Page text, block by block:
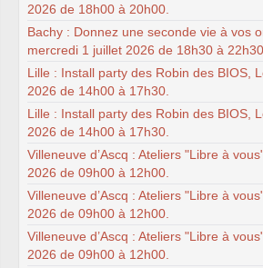
2026 de 18h00 à 20h00.
Bachy : Donnez une seconde vie à vos
mercredi 1 juillet 2026 de 18h30 à
Lille : Install party des Robin des BIOS,
2026 de 14h00 à 17h30.
Lille : Install party des Robin des BIOS,
2026 de 14h00 à 17h30.
Villeneuve d’Ascq : Ateliers "Libre à
2026 de 09h00 à 12h00.
Villeneuve d’Ascq : Ateliers "Libre à
2026 de 09h00 à 12h00.
Villeneuve d’Ascq : Ateliers "Libre à
2026 de 09h00 à 12h00.